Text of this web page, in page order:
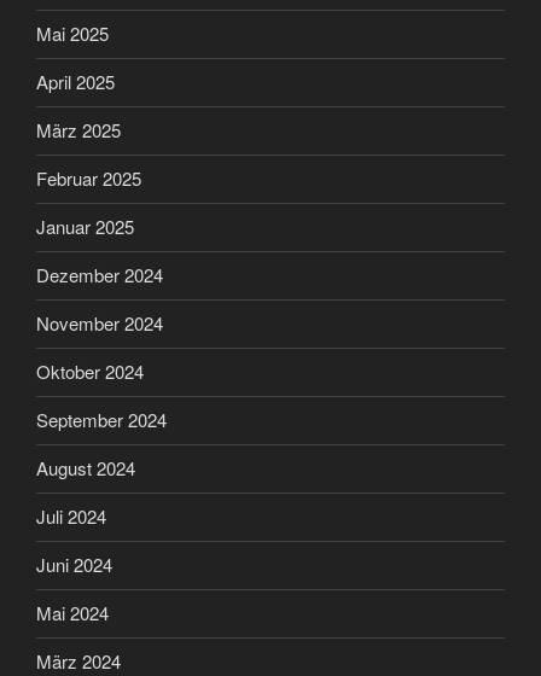
Mai 2025
April 2025
März 2025
Februar 2025
Januar 2025
Dezember 2024
November 2024
Oktober 2024
September 2024
August 2024
Juli 2024
Juni 2024
Mai 2024
März 2024